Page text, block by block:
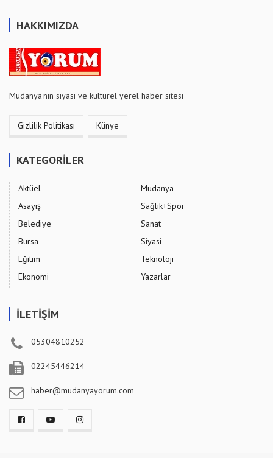
HAKKIMIZDA
Mudanya'nın siyasi ve kültürel yerel haber sitesi
Gizlilik Politikası Künye
KATEGORİLER
Aktüel
Asayiş
Belediye
Bursa
Eğitim
Ekonomi
Mudanya
Sağlık+Spor
Sanat
Siyasi
Teknoloji
Yazarlar
İLETİŞİM
05304810252
02245446214
haber@mudanyayorum.com